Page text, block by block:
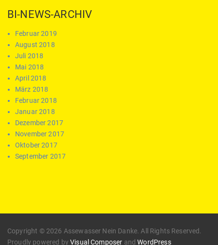
BI-NEWS-ARCHIV
Februar 2019
August 2018
Juli 2018
Mai 2018
April 2018
März 2018
Februar 2018
Januar 2018
Dezember 2017
November 2017
Oktober 2017
September 2017
Copyright © 2026 Assewasser Nein Danke. All Rights Reserved.
Proudly powered byVisual Composer andWordPress